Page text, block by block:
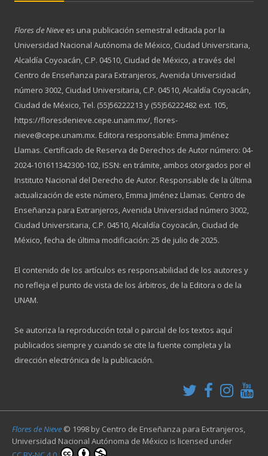
Flores de Nieve es una publicación semestral editada por la
Universidad Nacional Autónoma de México, Ciudad Universitaria,
Alcaldía Coyoacán, C.P. 04510, Ciudad de México, a través del
Centro de Enseñanza para Extranjeros, Avenida Universidad
número 3002, Ciudad Universitaria, C.P. 04510, Alcaldía Coyoacán,
Ciudad de México, Tel. (55)56222213 y (55)56222482 ext. 105,
https://floresdenieve.cepe.unam.mx/, flores-
nieve@cepe.unam.mx. Editora responsable: Emma Jiménez
Llamas. Certificado de Reserva de Derechos de Autor número: 04-
2024-101611342300-102, ISSN: en trámite, ambos otorgados por el
Instituto Nacional del Derecho de Autor. Responsable de la última
actualización de este número, Emma Jiménez Llamas. Centro de
Enseñanza para Extranjeros, Avenida Universidad número 3002,
Ciudad Universitaria, C.P. 04510, Alcaldía Coyoacán, Ciudad de
México, fecha de última modificación: 25 de julio de 2025.
El contenido de los artículos es responsabilidad de los autores y
no refleja el punto de vista de los árbitros, de la Editora o de la
UNAM.
Se autoriza la reproducción total o parcial de los textos aquí
publicados siempre y cuando se cite la fuente completa y la
dirección electrónica de la publicación.
Flores de Nieve © 1998 by Centro de Enseñanza para Extranjeros,
Universidad Nacional Autónoma de México is licensed under